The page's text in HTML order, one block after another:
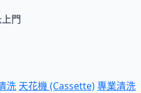
門
洗 天花機 (Cassette)專業清洗